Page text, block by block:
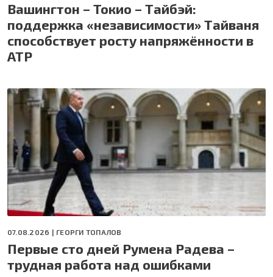
Вашингтон – Токио – Тайбэй:
поддержка «независимости» Тайваня
способствует росту напряжённости в
АТР
07.08.2026 | ГЕОРГИ ТОПАЛОВ
Первые сто дней Румена Радева –
трудная работа над ошибками